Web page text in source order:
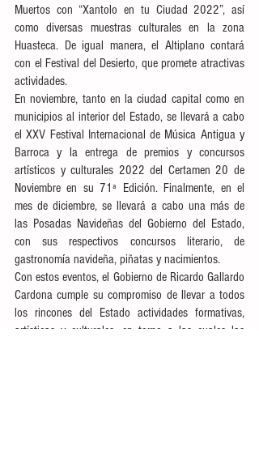
Muertos con “Xantolo en tu Ciudad 2022”, así
como diversas muestras culturales en la zona
Huasteca. De igual manera, el Altiplano contará
con el Festival del Desierto, que promete atractivas
actividades.
En noviembre, tanto en la ciudad capital como en
municipios al interior del Estado, se llevará a cabo
el XXV Festival Internacional de Música Antigua y
Barroca y la entrega de premios y concursos
artísticos y culturales 2022 del Certamen 20 de
Noviembre en su 71ª Edición. Finalmente, en el
mes de diciembre, se llevará a cabo una más de
las Posadas Navideñas del Gobierno del Estado,
con sus respectivos concursos literario, de
gastronomía navideña, piñatas y nacimientos.
Con estos eventos, el Gobierno de Ricardo Gallardo
Cardona cumple su compromiso de llevar a todos
los rincones del Estado actividades formativas,
artísticas y culturales, en torno a las cuales las